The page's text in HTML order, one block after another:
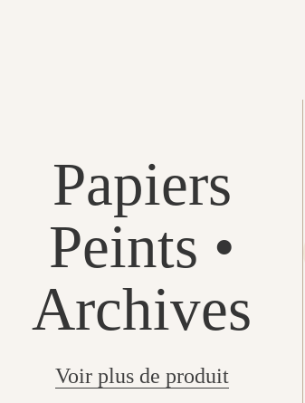
Papiers
Peints •
Archives
Voir plus de produit